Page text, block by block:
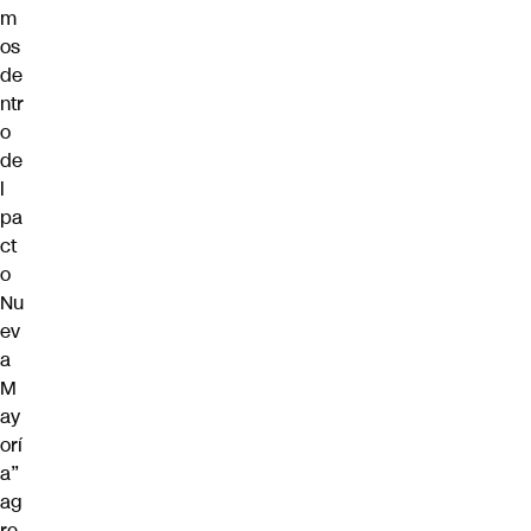
m
os
de
ntr
o
de
l
pa
ct
o
Nu
ev
a
M
ay
orí
a”
ag